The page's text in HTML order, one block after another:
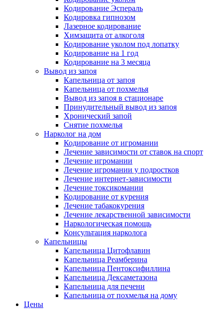
Кодирование Эспераль
Кодировка гипнозом
Лазерное кодирование
Химзащита от алкоголя
Кодирование уколом под лопатку
Кодирование на 1 год
Кодирование на 3 месяца
Вывод из запоя
Капельница от запоя
Капельница от похмелья
Вывод из запоя в стационаре
Принудительный вывод из запоя
Хронический запой
Снятие похмелья
Нарколог на дом
Кодирование от игромании
Лечение зависимости от ставок на спорт
Лечение игромании
Лечение игромании у подростков
Лечение интернет-зависимости
Лечение токсикомании
Кодирование от курения
Лечение табакокурения
Лечение лекарственной зависимости
Наркологическая помощь
Консультация нарколога
Капельницы
Капельница Цитофлавин
Капельница Реамберина
Капельница Пентоксифиллина
Капельница Дексаметазона
Капельница для печени
Капельница от похмелья на дому
Цены